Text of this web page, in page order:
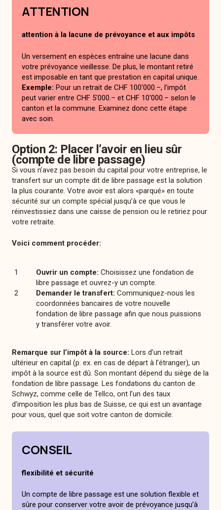
ATTENTION
attention à la lacune de prévoyance et aux impôts
Un versement en espèces entraîne une lacune dans
votre prévoyance vieillesse. De plus, le montant retiré
est imposable en tant que prestation en capital unique.
Exemple: Pour un retrait de CHF 100'000.–, l’impôt
peut varier entre CHF 5'000.– et CHF 10'000.– selon le
canton et la commune. Examinez donc cette étape
avec soin.
Option 2: Placer l’avoir en lieu sûr
(compte de libre passage)
Si vous n’avez pas besoin du capital pour votre entreprise, le
transfert sur un compte dit de libre passage est la solution
la plus courante. Votre avoir est alors «parqué» en toute
sécurité sur un compte spécial jusqu’à ce que vous le
réinvestissiez dans une caisse de pension ou le retiriez pour
votre retraite.
Voici comment procéder:
Ouvrir un compte: Choisissez une fondation de
libre passage et ouvrez-y un compte.
Demander le transfert: Communiquez-nous les
coordonnées bancaires de votre nouvelle
fondation de libre passage afin que nous puissions
y transférer votre avoir.
Remarque sur l’impôt à la source: Lors d’un retrait
ultérieur en capital (p. ex. en cas de départ à l’étranger), un
impôt à la source est dû. Son montant dépend du siège de la
fondation de libre passage. Les fondations du canton de
Schwyz, comme celle de Tellco, ont l’un des taux
d’imposition les plus bas de Suisse, ce qui est un avantage
pour vous, quel que soit votre canton de domicile.
CONSEIL
flexibilité et sécurité
Un compte de libre passage est une solution flexible et
sûre pour conserver votre avoir de prévoyance jusqu’à